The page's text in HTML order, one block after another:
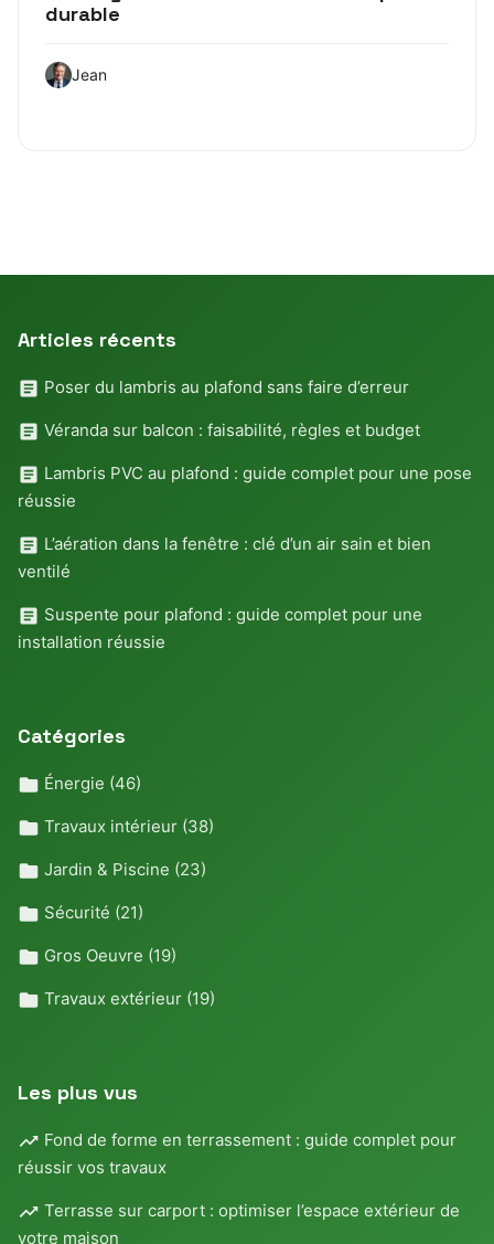
durable
Jean
Articles récents
Poser du lambris au plafond sans faire d’erreur
Véranda sur balcon : faisabilité, règles et budget
Lambris PVC au plafond : guide complet pour une pose
réussie
L’aération dans la fenêtre : clé d’un air sain et bien
ventilé
Suspente pour plafond : guide complet pour une
installation réussie
Catégories
Énergie (46)
Travaux intérieur (38)
Jardin & Piscine (23)
Sécurité (21)
Gros Oeuvre (19)
Travaux extérieur (19)
Les plus vus
Fond de forme en terrassement : guide complet pour
réussir vos travaux
Terrasse sur carport : optimiser l’espace extérieur de
votre maison